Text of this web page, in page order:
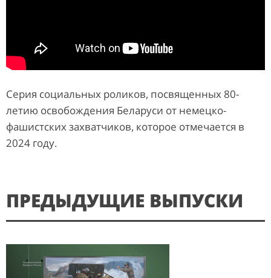
Серия социальных роликов, посвященных 80-
летию освобождения Беларуси от немецко-
фашистских захватчиков, которое отмечается в
2024 году.
ПРЕДЫДУЩИЕ ВЫПУСКИ